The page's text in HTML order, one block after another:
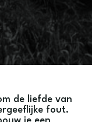
de liefde van
fout.